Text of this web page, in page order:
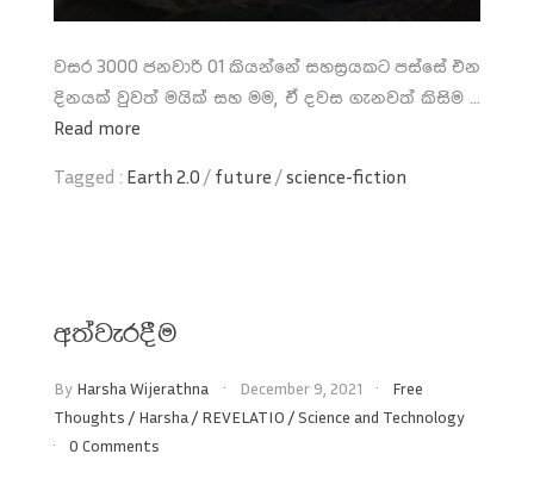
වසර 3000 ජනවාරි 01 කියන්නේ සහස්‍රයකට පස්සේ එන
දිනයක් වුවත් මයික් සහ මම, ඒ දවස ගැනවත් කිසිම ...
Read more
Tagged : Earth 2.0 / future /science-fiction
අත්වැරදීම
By Harsha Wijerathna December 9, 2021
Free
Thoughts / Harsha/ REVELATIO /Science and Technology
0 Comments